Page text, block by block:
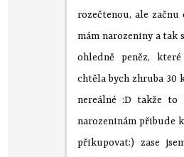
rozečtenou, ale
mám narozeniny a tak
ohledně peněz,
chtěla bych zhruba 30
nereálné :D takže
narozeninám přibude
přikupovat:) zase